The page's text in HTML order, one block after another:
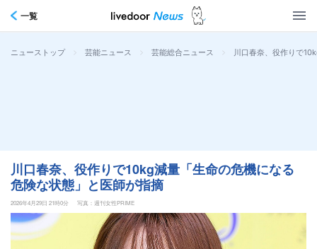
一覧
ニューストップ > 芸能ニュース > 芸能総合ニュース > 川口春奈、役作りで
川口春奈、役作りで10kg減量「生命の危機になる
危険な状態」と医師が指摘
2026年4月29日 21時0分 写真：週刊女性PRIME